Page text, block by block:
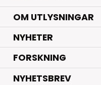
OM UTLYSNINGAR
NYHETER.
FORSKNING.
NYHETSBREV